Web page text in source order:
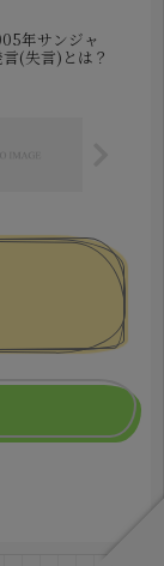
年サンジャ
(失言)とは？